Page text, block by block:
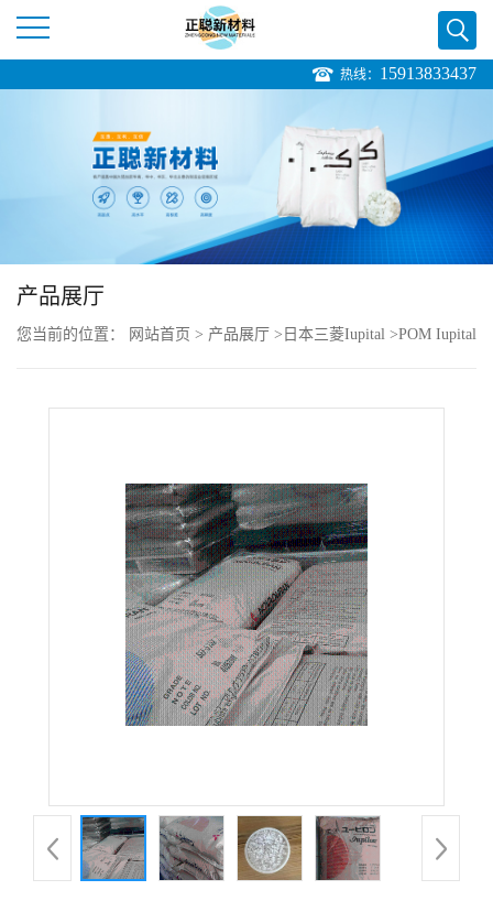
公
品
展
热线： 15913833437
产品展厅
您当前的位置： 网站首页 > 产品展厅 > 日本三菱Iupital >POM Iupital